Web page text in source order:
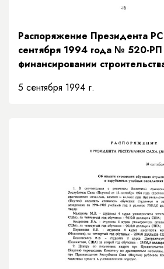
Распоряжение Президента
сентября 1994 года № 520-
финансировании
5 сентября 1994 г.